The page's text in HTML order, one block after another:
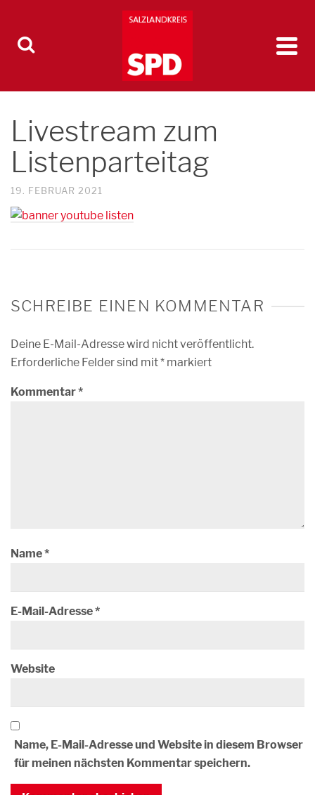
Livestream zum
Listenparteitag
19. FEBRUAR 2021
SCHREIBE EINEN KOMMENTAR
Deine E-Mail-Adresse wird nicht veröffentlicht.
Erforderliche Felder sind mit* markiert
Kommentar*
Name*
E-Mail-Adresse*
Website
Name, E-Mail-Adresse und Website in diesem Browser
für meinen nächsten Kommentar speichern.